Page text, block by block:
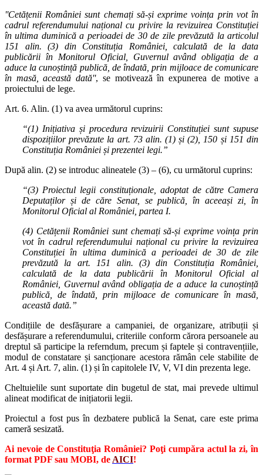
''Cetățenii României sunt chemați să-și exprime voința prin vot în
cadrul referendumului național cu privire la revizuirea Constituției
în ultima duminică a perioadei de 30 de zile prevăzută la articolul
151 alin. (3) din Constituția României, calculată de la data
publicării în Monitorul Oficial, Guvernul având obligația de a
aduce la cunoștință publică, de îndată, prin mijloace de comunicare
în masă, această dată'', se motivează în expunerea de motive a
proiectului de lege.
Art. 6. Alin. (1) va avea următorul cuprins:
“(1) Inițiativa și procedura revizuirii Constituției sunt supuse
dispozițiilor prevăzute la art. 73 alin. (1) și (2), 150 și 151 din
Constituția României și prezentei legi.”
După alin. (2) se introduc alineatele (3) – (6), cu următorul cuprins:
“(3) Proiectul legii constituționale, adoptat de către Camera
Deputaților și de căre Senat, se publică, în aceeași zi, în
Monitorul Oficial al României, partea I.
(4) Cetățenii României sunt chemați să-și exprime voința prin
vot în cadrul referendumului național cu privire la revizuirea
Constituției în ultima duminică a perioadei de 30 de zile
prevăzută la art. 151 alin. (3) din Constituția României,
calculată de la data publicării în Monitorul Oficial al
României, Guvernul având obligația de a aduce la cunoștință
publică, de îndată, prin mijloace de comunicare în masă,
această dată.”
Condițiile de desfășurare a campaniei, de organizare, atribuții și
desfășurare a referendumului, criteriile conform cărora persoanele au
dreptul să participe la referndum, precum și faptele și contravențiile,
modul de constatare și sancționare acestora rămân cele stabilite de
Art. 4 și Art. 7, alin. (1) și în capitolele IV, V, VI din prezenta lege.
Cheltuielile sunt suportate din bugetul de stat, mai prevede ultimul
alineat modificat de inițiatorii legii.
Proiectul a fost pus în dezbatere publică la Senat, care este prima
cameră sesizată.
Ai nevoie de Constituţia României? Poţi cumpăra actul la zi, în
format PDF sau MOBI, de AICI!